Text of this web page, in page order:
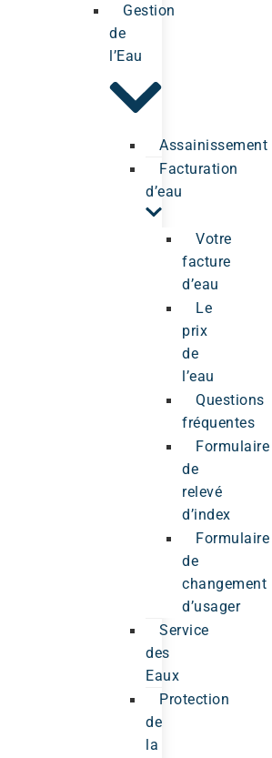
Gestion
de
l’Eau
Assainissement
Facturation
d’eau
Votre
facture
d’eau
Le
prix
de
l’eau
Questions
fréquentes
Formulaire
de
relevé
d’index
Formulaire
de
changement
d’usager
Service
des
Eaux
Protection
de
la